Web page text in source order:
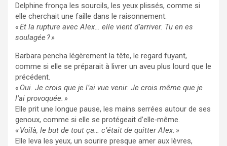
Delphine fronça les sourcils, les yeux plissés, comme si
elle cherchait une faille dans le raisonnement.
« Et la rupture avec Alex… elle vient d’arriver. Tu en es
soulagée ? »
Barbara pencha légèrement la tête, le regard fuyant,
comme si elle se préparait à livrer un aveu plus lourd que le
précédent.
« Oui. Je crois que je l’ai vue venir. Je crois même que je
l’ai provoquée. »
Elle prit une longue pause, les mains serrées autour de ses
genoux, comme si elle se protégeait d’elle‑même.
« Voilà, le but de tout ça… c’était de quitter Alex. »
Elle leva les yeux, un sourire presque amer aux lèvres,